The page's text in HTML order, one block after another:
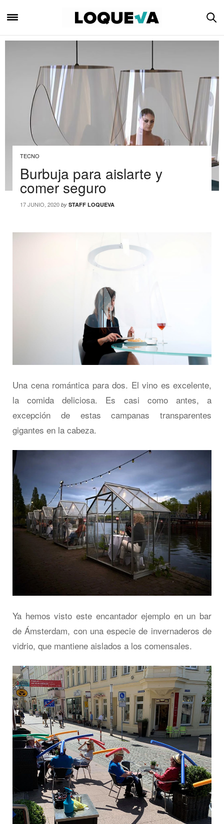
TECNO
Burbuja para aislarte y
comer seguro
17 JUNIO, 2020 by STAFF LOQUEVA
Una cena romántica para dos. El vino es excelente,
la comida deliciosa. Es casi como antes, a
excepción de estas campanas transparentes
gigantes en la cabeza.
Ya hemos visto este encantador ejemplo en un bar
de Ámsterdam, con una especie de invernaderos de
vidrio, que mantiene aislados a los comensales.